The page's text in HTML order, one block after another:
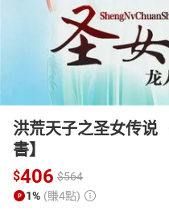
洪荒天子之圣女传说
書】
$406 $564
1% (賺4點)